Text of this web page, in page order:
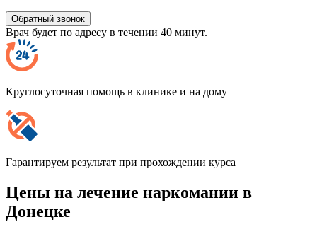
Обратный звонок
Врач будет по адресу в течении 40 минут.
Круглосуточная помощь в клинике и на дому
Гарантируем результат при прохождении курса
Цены на лечение наркомании в
Донецке